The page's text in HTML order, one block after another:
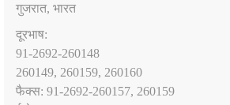
गुजरात, भारत
दूरभाष:
91-2692-260148
260149, 260159, 260160
फैक्‍स: 91-2692-260157, 260159